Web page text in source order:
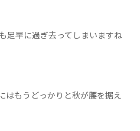
足早に過ぎ去ってしまいますね
はもうどっかりと秋が腰を据え